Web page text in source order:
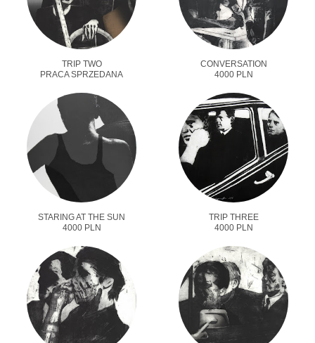
TRIP TWO
PRACA SPRZEDANA
CONVERSATION
4000 PLN
STARING AT THE SUN
4000 PLN
TRIP THREE
4000 PLN